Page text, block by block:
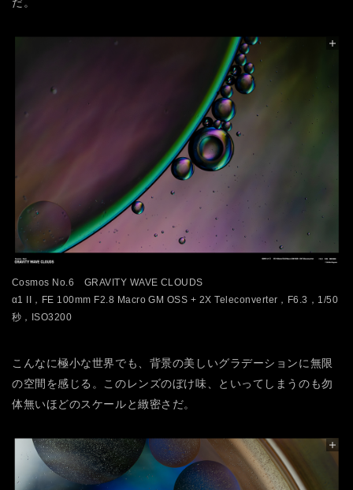
Cosmos No.6 GRAVITY WAVE CLOUDS
α1 II，FE 100mm F2.8 Macro GM OSS + 2X Teleconverter，F6.3，1/50
秒，ISO3200
こんなに極小な世界でも、背景の美しいグラデーションに無限
の空間を感じる。このレンズのぼけ味、といってしまうのも勿
体無いほどのスケールと緻密さだ。